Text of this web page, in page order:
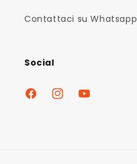
Contattaci su Whatsapp
Social
FacebookInstagramYouTube